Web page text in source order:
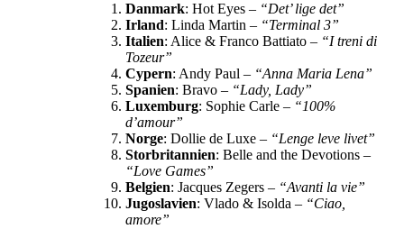
Danmark: Hot Eyes – “Det’ lige det”
Irland: Linda Martin – “Terminal 3”
Italien: Alice & Franco Battiato – “I treni di
Tozeur”
Cypern: Andy Paul – “Anna Maria Lena”
Spanien: Bravo – “Lady, Lady”
Luxemburg: Sophie Carle – “100%
d’amour”
Norge: Dollie de Luxe – “Lenge leve livet”
Storbritannien: Belle and the Devotions –
“Love Games”
Belgien: Jacques Zegers – “Avanti la vie”
Jugoslavien: Vlado & Isolda – “Ciao,
amore”